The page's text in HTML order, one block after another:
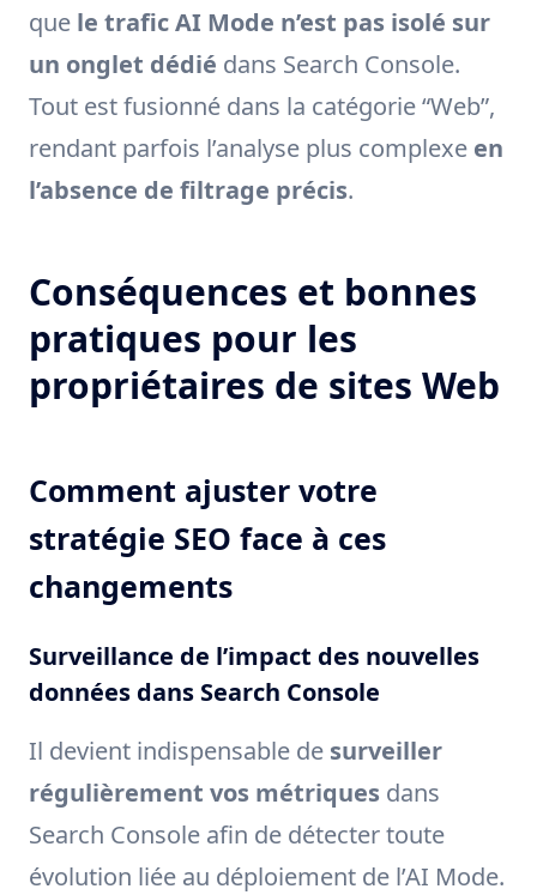
que le trafic AI Mode n’est pas isolé sur
un onglet dédié dans Search Console.
Tout est fusionné dans la catégorie “Web”,
rendant parfois l’analyse plus complexe en
l’absence de filtrage précis.
Conséquences et bonnes
pratiques pour les
propriétaires de sites Web
Comment ajuster votre
stratégie SEO face à ces
changements
Surveillance de l’impact des nouvelles
données dans Search Console
Il devient indispensable de surveiller
régulièrement vos métriques dans
Search Console afin de détecter toute
évolution liée au déploiement de l’AI Mode.